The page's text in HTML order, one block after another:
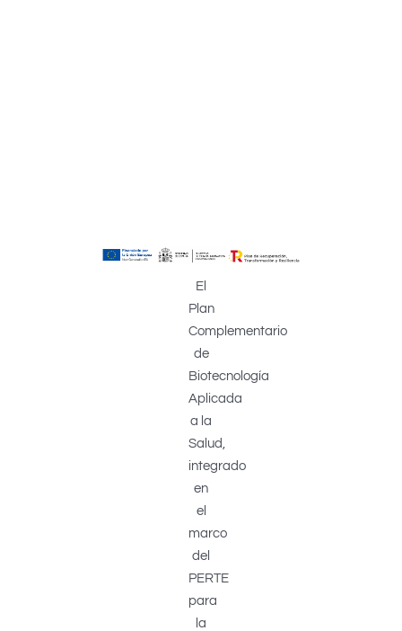
El
Plan
Complementario
de
Biotecnología
Aplicada
a la
Salud,
integrado
en
el
marco
del
PERTE
para
la